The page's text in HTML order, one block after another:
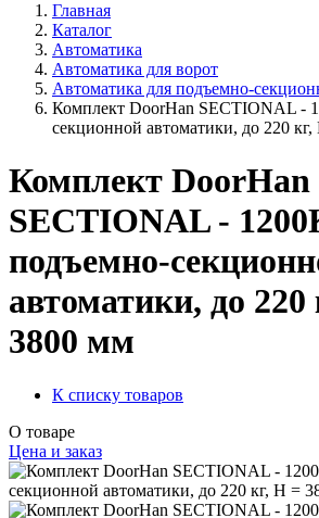
Главная
Каталог
Автоматика
Автоматика для ворот
Автоматика для подъемно-
Комплект DoorHan SECTIONAL -
секционной автоматики, до 220
Комплект DoorHan
SECTIONAL -
подъемно-
автоматики, до 220
3800 мм
К списку товаров
О товаре
Цена и заказ